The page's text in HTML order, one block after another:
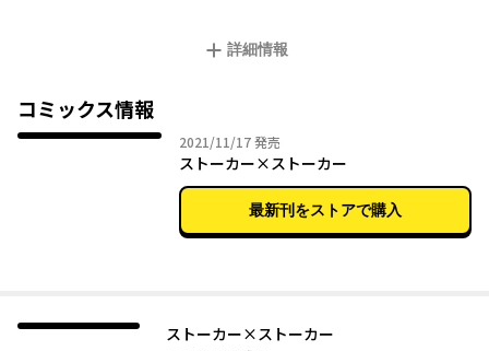
互いにストーカーし合う、両片思いサスペンス(?)ラブコメディ!
詳細情報
コミックス情報
2021/11/172021年11月17日
発売
ストーカー×ストーカー
最新刊をストアで購入
ストーカー×ストーカー